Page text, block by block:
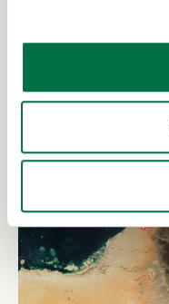
Upptäck mer